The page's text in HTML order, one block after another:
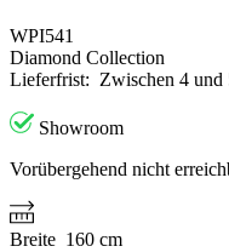
WPI541
Diamond Collection
Lieferfrist: Zwischen 4 und
Showroom
Vorübergehend nicht
Breite 160 cm